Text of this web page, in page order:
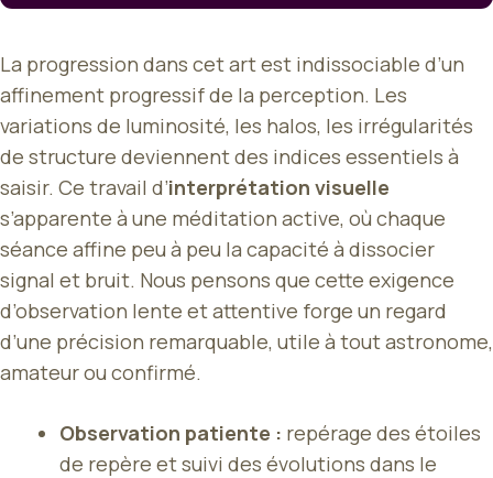
La progression dans cet art est indissociable d’un
affinement progressif de la perception. Les
variations de luminosité, les halos, les irrégularités
de structure deviennent des indices essentiels à
saisir. Ce travail d’interprétation visuelle
s’apparente à une méditation active, où chaque
séance affine peu à peu la capacité à dissocier
signal et bruit. Nous pensons que cette exigence
d’observation lente et attentive forge un regard
d’une précision remarquable, utile à tout astronome,
amateur ou confirmé.
Observation patiente : repérage des étoiles
de repère et suivi des évolutions dans le